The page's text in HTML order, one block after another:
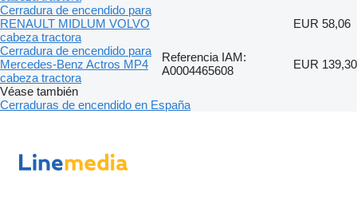
Cerradura de encendido para
RENAULT MIDLUM VOLVO
cabeza tractora
EUR 58,06
Cerradura de encendido para
Mercedes-Benz Actros MP4
cabeza tractora
Referencia IAM:
A0004465608
EUR 139,30
Véase también
Cerraduras de encendido en España